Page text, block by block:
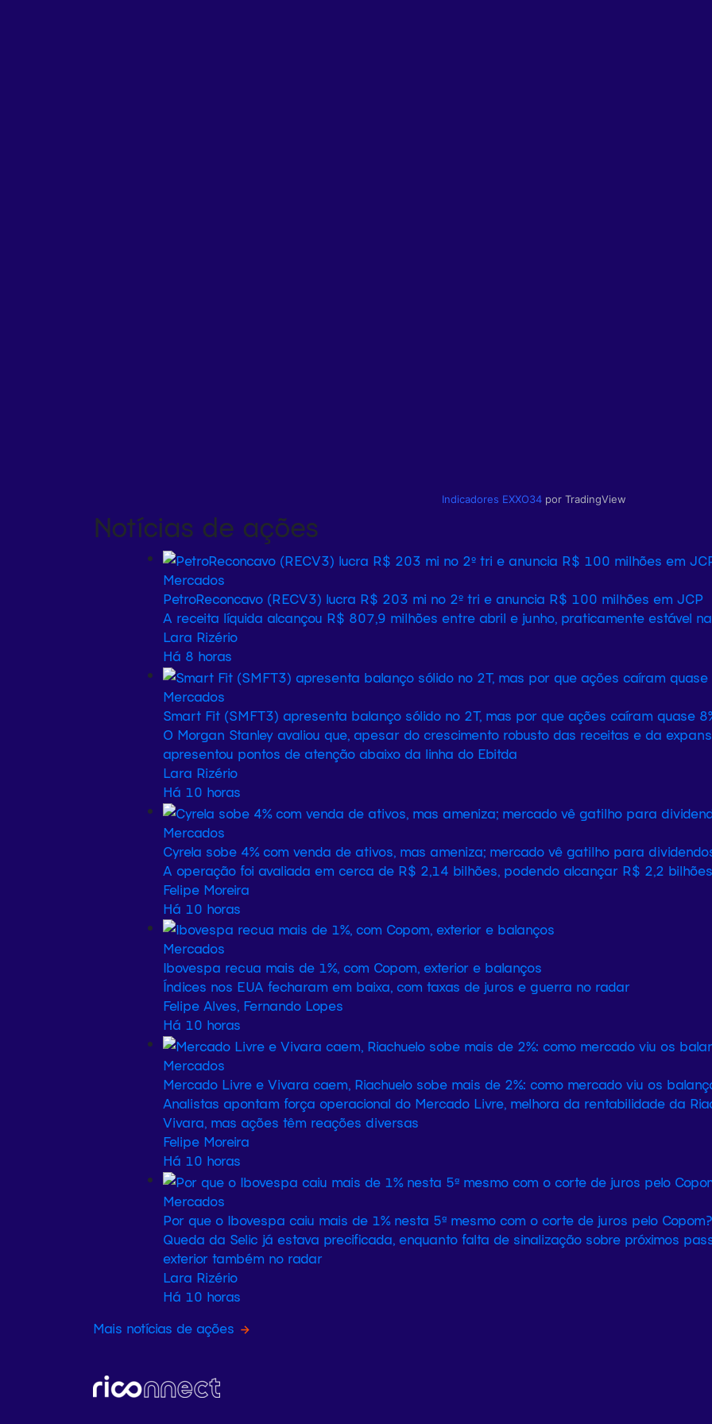
Indicadores EXXO34 por TradingView
Notícias de ações
Mercados
PetroReconcavo (RECV3) lucra R$ 203 mi no 2º tri e anuncia R$ 100 milhões em JCP
A receita líquida alcançou R$ 807,9 milhões entre abril e junho, praticamente estável
Lara Rizério
Há 8 horas
Mercados
Smart Fit (SMFT3) apresenta balanço sólido no 2T, mas por que ações caíram quase
O Morgan Stanley avaliou que, apesar do crescimento robusto das receitas e da
apresentou pontos de atenção abaixo da linha do Ebitda
Lara Rizério
Há 10 horas
Mercados
Cyrela sobe 4% com venda de ativos, mas ameniza; mercado vê gatilho para
A operação foi avaliada em cerca de R$ 2,14 bilhões, podendo alcançar R$ 2,2 bilhões
Felipe Moreira
Há 10 horas
Mercados
Ibovespa recua mais de 1%, com Copom, exterior e balanços
Índices nos EUA fecharam em baixa, com taxas de juros e guerra no radar
Felipe Alves, Fernando Lopes
Há 10 horas
Mercados
Mercado Livre e Vivara caem, Riachuelo sobe mais de 2%: como mercado viu os
Analistas apontam força operacional do Mercado Livre, melhora da rentabilidade da
Vivara, mas ações têm reações diversas
Felipe Moreira
Há 10 horas
Mercados
Por que o Ibovespa caiu mais de 1% nesta 5ª mesmo com o corte de juros pelo Copom?
Queda da Selic já estava precificada, enquanto falta de sinalização sobre próximos
exterior também no radar
Lara Rizério
Há 10 horas
Mais notícias de ações